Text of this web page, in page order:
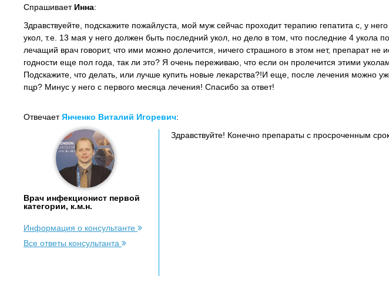
Спрашивает Инна:
Здравствуейте, подскажите пожайлуста, мой муж сейчас проходит терапию гепатита с, у
укол, т.е. 13 мая у него должен быть последний укол, но дело в том, что последние 4 укола
лечащий врач говорит, что ими можно долечится, ничего страшного в этом нет, препарат не
годности еще пол года, так ли это? Я очень переживаю, что если он пролечится этими
Подскажите, что делать, или лучше купить новые лекарства?!И еще, после лечения можно
пцр? Минус у него с первого месяца лечения! Спасибо за ответ!
ОтвечаетЯнченко Виталий Игоревич:
Врач инфекционист первой
категории, к.м.н.
Информация о консультанте
Все ответы консультанта
Здравствуйте! Конечно препараты с просроченным